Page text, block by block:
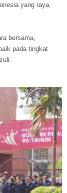
yang raya,
bersama,
pada tingkat